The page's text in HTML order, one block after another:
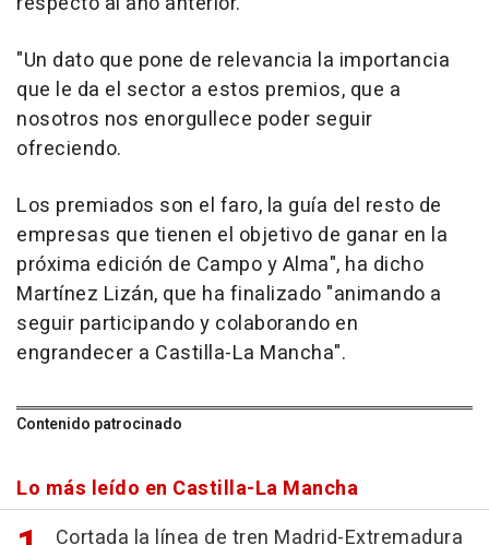
"Un dato que pone de relevancia la importancia
que le da el sector a estos premios, que a
nosotros nos enorgullece poder seguir
ofreciendo.
Los premiados son el faro, la guía del resto de
empresas que tienen el objetivo de ganar en la
próxima edición de Campo y Alma", ha dicho
Martínez Lizán, que ha finalizado "animando a
seguir participando y colaborando en
engrandecer a Castilla-La Mancha".
Contenido patrocinado
Lo más leído en Castilla-La Mancha
Cortada la línea de tren Madrid-Extremadura